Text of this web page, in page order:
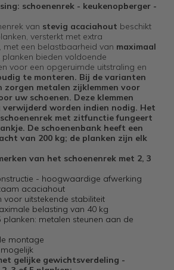
schoenenrek - keukenopberger -
van stevig acaciahout beschikt
versterkt met extra
met een belastbaarheid van maximaal
planken bieden voldoende
voor een opgeruimde uitstraling en
te monteren. Bij de varianten
zorgen metalen zijklemmen voor
uw schoenen. Deze klemmen
verwijderd worden indien nodig. Het
met zitfunctie fungeert
De schoenenbank heeft een
van 200 kg; de planken zijn elk
van het schoenenrek met 2, 3
- hoogwaardige afwerking
acaciahout
voor uitstekende stabiliteit
belasting van 40 kg
planken: metalen steunen aan de
montage
gelijke gewichtsverdeling -